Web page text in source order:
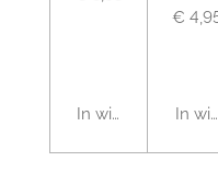
In winkelwagen
€
In